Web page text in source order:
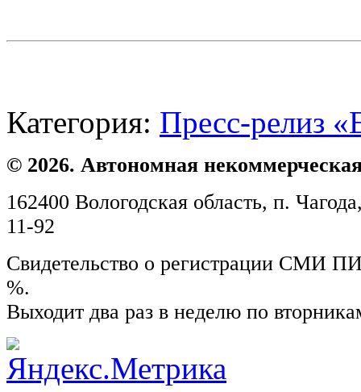
Категория: Пресс-релиз
© 2026. Автономная
162400 Вологодская область, п.
11-92
Свидетельство о регистрации СМИ
%.
Выходит два раз в неделю по